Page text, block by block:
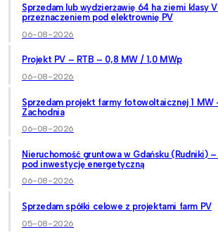
Sprzedam lub wydzierżawię 64 ha ziemi klasy
przeznaczeniem pod elektrownię PV
06-08-2026
Projekt PV – RTB – 0,8 MW / 1,0 MWp
06-08-2026
Sprzedam projekt farmy fotowoltaicznej 1 MW
Zachodnia
06-08-2026
Nieruchomość gruntowa w Gdańsku (Rudniki) –
pod inwestycję energetyczną
06-08-2026
Sprzedam spółki celowe z projektami farm PV
05-08-2026